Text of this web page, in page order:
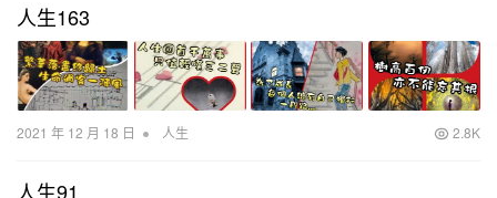
人生163
2021 年 12 月 18 日 • 人生 2.8K
人生91